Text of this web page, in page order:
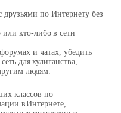
друзьями по Интернету без
или кто-либо в сети
и чатах, убедить
сеть для хулиганства,
людям.
классов по
вИнтернете,